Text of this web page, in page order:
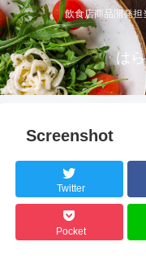
飲食店商品開発担
は
Screenshot
Twitter
Pocket